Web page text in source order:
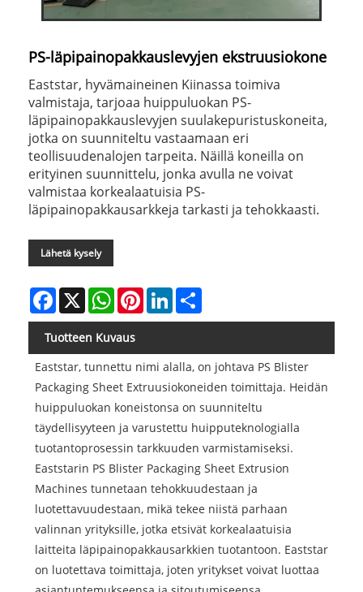
PS-läpipainopakkauslevyjen ekstruusiokone
Eaststar, hyvämaineinen Kiinassa toimiva
valmistaja, tarjoaa huippuluokan PS-
läpipainopakkauslevyjen suulakepuristuskoneita,
jotka on suunniteltu vastaamaan eri
teollisuudenalojen tarpeita. Näillä koneilla on
erityinen suunnittelu, jonka avulla ne voivat
valmistaa korkealaatuisia PS-
läpipainopakkausarkkeja tarkasti ja tehokkaasti.
Lähetä kysely
Facebook
X WhatsAppPinterestLinkedIn
Tuotteen Kuvaus
Eaststar, tunnettu nimi alalla, on johtava PS Blister
Packaging Sheet Extruusiokoneiden toimittaja. Heidän
huippuluokan koneistonsa on suunniteltu
täydellisyyteen ja varustettu huipputeknologialla
tuotantoprosessin tarkkuuden varmistamiseksi.
Eaststarin PS Blister Packaging Sheet Extrusion
Machines tunnetaan tehokkuudestaan ​​ja
luotettavuudestaan, mikä tekee niistä parhaan
valinnan yrityksille, jotka etsivät korkealaatuisia
laitteita läpipainopakkausarkkien tuotantoon. Eaststar
on luotettava toimittaja, joten yritykset voivat luottaa